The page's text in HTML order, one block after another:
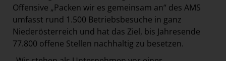
Offensive „Packen wir es gemeinsam an“ des AMS
umfasst rund 1.500 Betriebsbesuche in ganz
Niederösterreich und hat das Ziel, bis Jahresende
77.800 offene Stellen nachhaltig zu besetzen.